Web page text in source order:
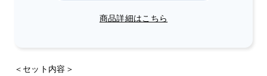
商品詳細はこちら
＜セット内容＞